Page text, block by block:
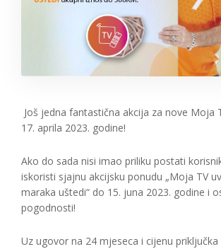
Još jedna fantastična akcija za nove Moja
17. aprila 2023. godine!
Ako do sada nisi imao priliku postati
iskoristi sjajnu akcijsku ponudu „Moja TV
maraka uštedi“ do 15. juna 2023. godine i
pogodnosti!
Uz ugovor na 24 mjeseca i cijenu